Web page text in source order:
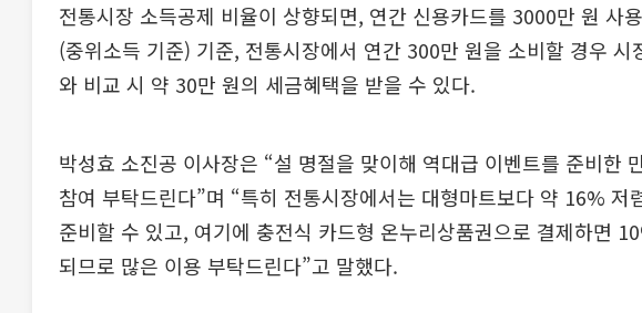
전통시장 소득공제 비율이 상향되면, 연간 신용카드를 3000만 원 사
(중위소득 기준) 기준, 전통시장에서 연간 300만 원을 소비할 경우 시
와 비교 시 약 30만 원의 세금혜택을 받을 수 있다.
박성효 소진공 이사장은 “설 명절을 맞이해 역대급 이벤트를 준비한
참여 부탁드린다”며 “특히 전통시장에서는 대형마트보다 약 16% 저
준비할 수 있고, 여기에 충전식 카드형 온누리상품권으로 결제하면
되므로 많은 이용 부탁드린다”고 말했다.